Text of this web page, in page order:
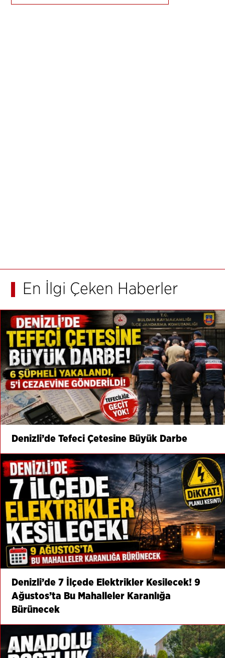
En İlgi Çeken Haberler
Denizli’de Tefeci Çetesine Büyük Darbe
Denizli’de 7 İlçede Elektrikler Kesilecek! 9
Ağustos’ta Bu Mahalleler Karanlığa
Bürünecek